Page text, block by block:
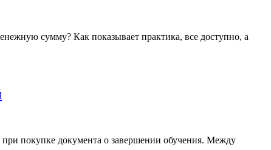
сумму? Как показывает практика, все доступно, а
при покупке документа о завершении обучения. Между